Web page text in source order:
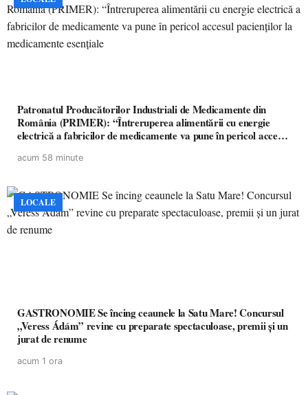
Patronatul Producătorilor Industriali de Medicamente din
România (PRIMER): “Întreruperea alimentării cu energie
electrică a fabricilor de medicamente va pune în pericol accesul
acum 58 minute
LOCALE
GASTRONOMIE Se încing ceaunele la Satu Mare! Concursul
„Veress Ádám” revine cu preparate spectaculoase, premii și un
jurat de renume
acum 1 ora